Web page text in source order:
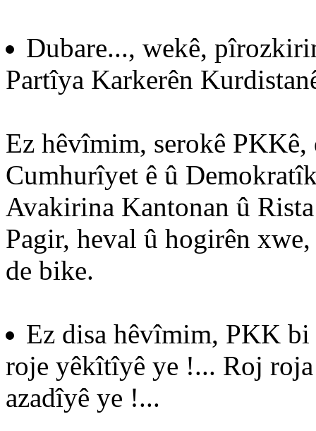
Dubare..., wekê,
Partîya Karkerên
Ez hêvîmim, serokê
Cumhurîyet ê û
Avakirina Kantonan û
Pagir, heval û hogirên
de bike.
Ez disa hêvîmim, PKK
roje yêkîtîyê ye !... Roj
azadîyê ye !...